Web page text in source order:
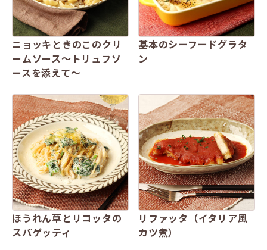
ニョッキときのこのクリ
ームソース～トリュフソ
ースを添えて～
基本のシーフードグラタ
ン
ほうれん草とリコッタの
スパゲッティ
リファッタ（イタリア風
カツ煮）